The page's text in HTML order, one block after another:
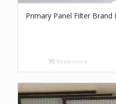
Primary Panel Filter Brand
Read more